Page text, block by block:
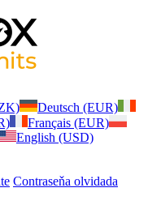
Deutsch (EUR)
Français (EUR)
English (USD)
Contraseňa olvidada